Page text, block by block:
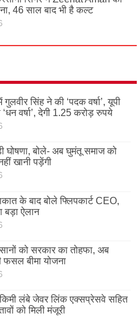
46 साल बाद भी है कल्ट
सिंह ने की ‘पदक वर्षा’, यूपी
वर्षा’, देगी 1.25 करोड़ रुपये
घोषणा, बोले- अब घुमंतू समाज को
खानी पड़ेंगी
के बाद बोले फ्लिपकार्ट CEO,
बड़ा ऐलान
को सरकार का तोहफा, अब
फसल बीमा योजना
लंबे जेवर लिंक एक्सप्रेसवे सहित
को मिली मंजूरी